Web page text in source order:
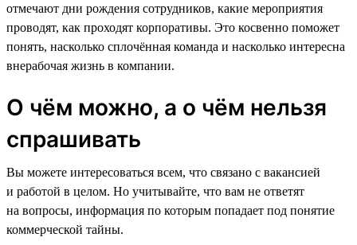
отмечают дни рождения сотрудников, какие мероприятия
проводят, как проходят корпоративы. Это косвенно поможет
понять, насколько сплочённая команда и насколько интересна
внерабочая жизнь в компании.
О чём можно, а о чём нельзя
спрашивать
Вы можете интересоваться всем, что связано с вакансией
и работой в целом. Но учитывайте, что вам не ответят
на вопросы, информация по которым попадает под понятие
коммерческой тайны.